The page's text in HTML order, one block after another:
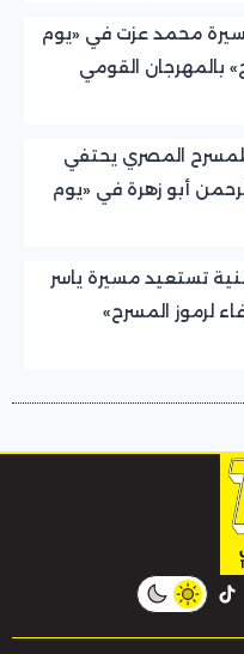
محمد عزت في «يوم
بالمهرجان القومي
المصري يحتفي
أبو زهرة في «يوم
تستعيد مسيرة ياسر
لرموز المسرح»
tiktok